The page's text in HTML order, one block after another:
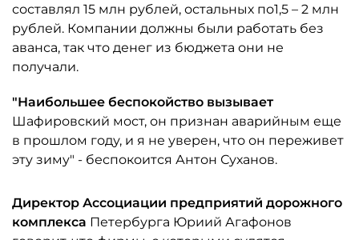
составлял 15 млн рублей, остальных по1,5 – 2 млн
рублей. Компании должны были работать без
аванса, так что денег из бюджета они не
получали.
"Наибольшее беспокойство вызывает
Шафировский мост, он признан аварийным еще
в прошлом году, и я не уверен, что он переживет
эту зиму" - беспокоится Антон Суханов.
Директор Ассоциации предприятий дорожного
комплекса Петербурга Юриий Агафонов